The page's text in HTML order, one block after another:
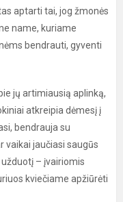
aptarti tai, jog žmonės
name, kuriame
bendrauti, gyventi
jų artimiausią aplinką,
atkreipia dėmesį į
bendrauja su
vaikai jaučiasi saugūs
– įvairiomis
kviečiame apžiūrėti